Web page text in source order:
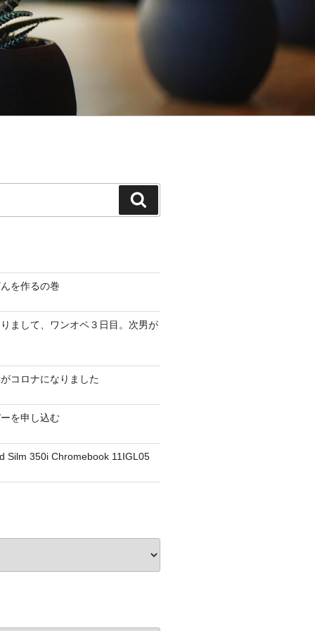
索
を作るの巻
まして、ワンオペ３日目。次男が
コロナになりました
を申し込む
Silm 350i Chromebook 11IGL05